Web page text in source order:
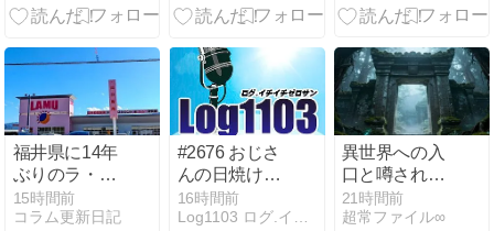
康に生きてい
福井県に14年
ぶりのラ・ム
ー敦賀店が開
店！15分前倒
15時間前
コラム更新日記
#2676 おじさ
んの日焼け対
策。
16時間前
異世界への入
口と噂される
場所の秘密
21時間前
超常ファイル∞